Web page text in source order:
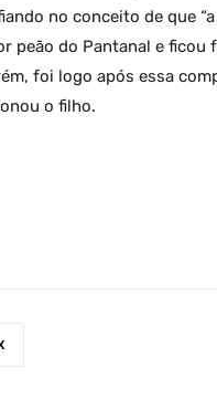
no conceito de que
peão do Pantanal e ficou
foi logo após essa
o filho.